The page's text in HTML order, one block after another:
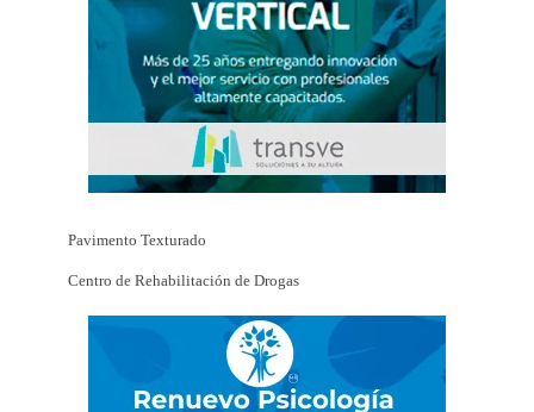
Pavimento Texturado
Centro de Rehabilitación de Drogas